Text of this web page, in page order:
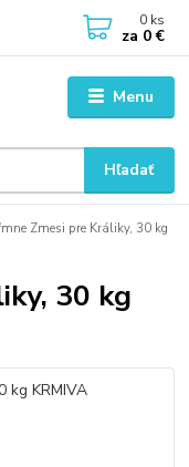
Menu
Hľadať
0 ks
za 0 €
Zmesi pre Králiky, 30 kg
30 kg